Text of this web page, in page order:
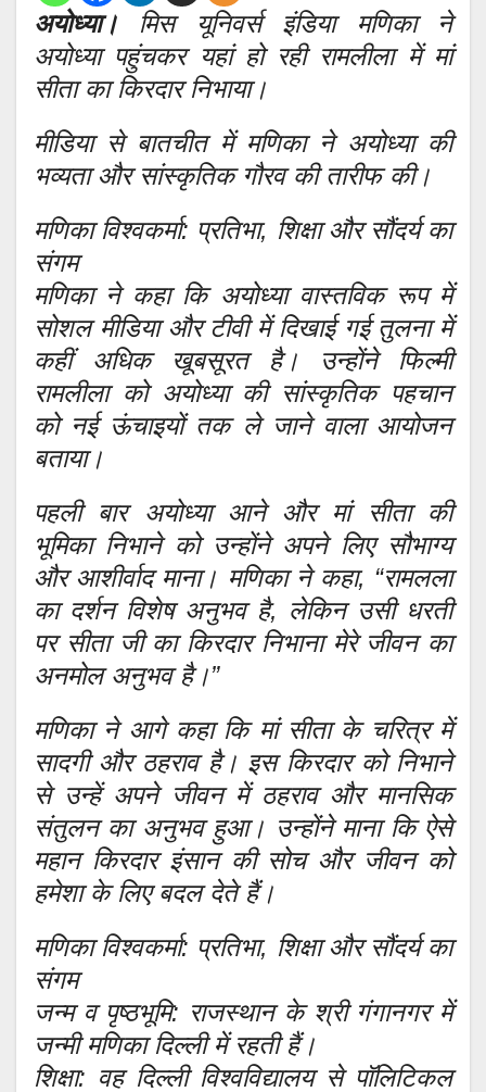
अयोध्या। मिस यूनिवर्स इंडिया मणिका ने
अयोध्या पहुंचकर यहां हो रही रामलीला में मां
सीता का किरदार निभाया।
मीडिया से बातचीत में मणिका ने अयोध्या की
भव्यता और सांस्कृतिक गौरव की तारीफ की।
मणिका विश्वकर्मा: प्रतिभा, शिक्षा और सौंदर्य का
संगम
मणिका ने कहा कि अयोध्या वास्तविक रूप में
सोशल मीडिया और टीवी में दिखाई गई तुलना में
कहीं अधिक खूबसूरत है। उन्होंने फिल्मी
रामलीला को अयोध्या की सांस्कृतिक पहचान
को नई ऊंचाइयों तक ले जाने वाला आयोजन
बताया।
पहली बार अयोध्या आने और मां सीता की
भूमिका निभाने को उन्होंने अपने लिए सौभाग्य
और आशीर्वाद माना। मणिका ने कहा, “रामलला
का दर्शन विशेष अनुभव है, लेकिन उसी धरती
पर सीता जी का किरदार निभाना मेरे जीवन का
अनमोल अनुभव है।”
मणिका ने आगे कहा कि मां सीता के चरित्र में
सादगी और ठहराव है। इस किरदार को निभाने
से उन्हें अपने जीवन में ठहराव और मानसिक
संतुलन का अनुभव हुआ। उन्होंने माना कि ऐसे
महान किरदार इंसान की सोच और जीवन को
हमेशा के लिए बदल देते हैं।
मणिका विश्वकर्मा: प्रतिभा, शिक्षा और सौंदर्य का
संगम
जन्म व पृष्ठभूमि: राजस्थान के श्री गंगानगर में
जन्मी मणिका दिल्ली में रहती हैं।
शिक्षा: वह दिल्ली विश्वविद्यालय से पॉलिटिकल